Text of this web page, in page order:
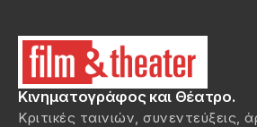
Κινηματογράφος και Θέατρο.
Κριτικές ταινιών, συνεντεύξεις,